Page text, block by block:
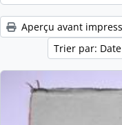
Aperçu avant
Trier par: